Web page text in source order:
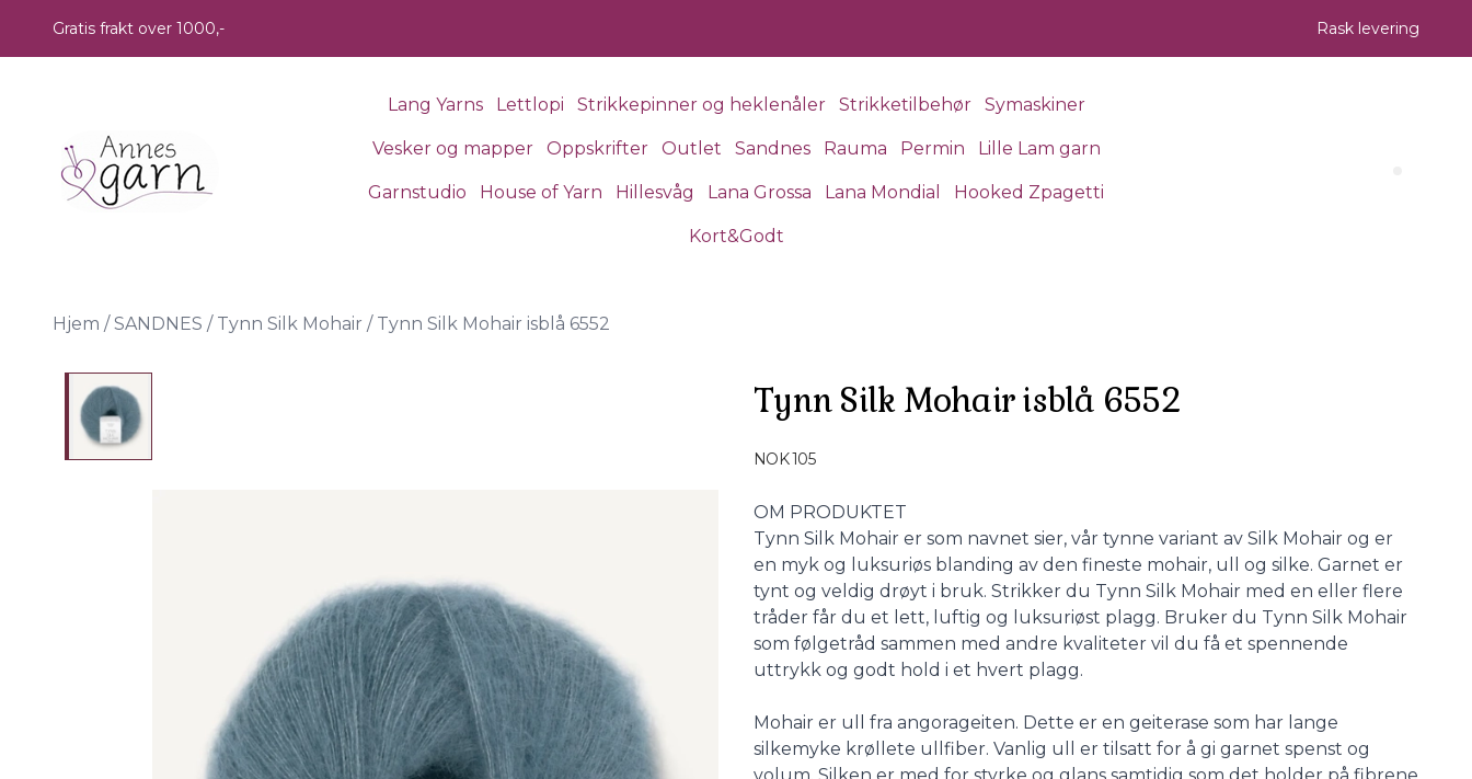
Gratis frakt over 1000,- Rask levering
Lang Yarns Lettlopi Strikkepinner og heklenåler Strikketilbehør Symaskiner
Vesker og mapper Oppskrifter Outlet Sandnes Rauma Permin Lille Lam garn
Garnstudio House of Yarn Hillesvåg Lana Grossa Lana Mondial Hooked Zpagetti
Kort&Godt
Hjem / SANDNES / Tynn Silk Mohair / Tynn Silk Mohair isblå 6552
Tynn Silk Mohair isblå 6552
NOK 105
Description
OM PRODUKTET
Tynn Silk Mohair er som navnet sier, vår tynne variant av Silk Mohair og er
en myk og luksuriøs blanding av den fineste mohair, ull og silke. Garnet er
tynt og veldig drøyt i bruk. Strikker du Tynn Silk Mohair med en eller flere
tråder får du et lett, luftig og luksuriøst plagg. Bruker du Tynn Silk Mohair
som følgetråd sammen med andre kvaliteter vil du få et spennende
uttrykk og godt hold i et hvert plagg.
Mohair er ull fra angorageiten. Dette er en geiterase som har lange
silkemyke krøllete ullfiber. Vanlig ull er tilsatt for å gi garnet spenst og